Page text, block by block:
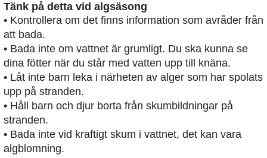
Tänk på detta vid algsäsong
• Kontrollera om det finns information som avråder från
att bada.
• Bada inte om vattnet är grumligt. Du ska kunna se
dina fötter när du står med vatten upp till knäna.
• Låt inte barn leka i närheten av alger som har spolats
upp på stranden.
• Håll barn och djur borta från skumbildningar på
stranden.
• Bada inte vid kraftigt skum i vattnet, det kan vara
algblomning.